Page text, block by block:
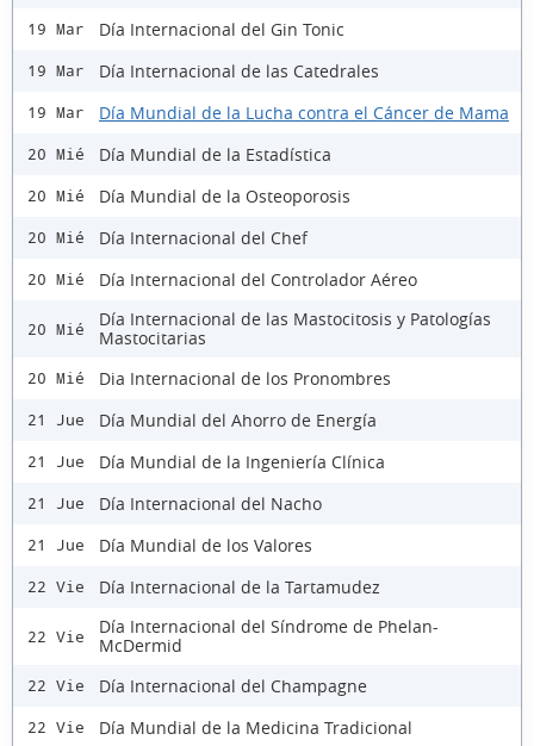
19 Mar Día Internacional del Gin Tonic
19 Mar Día Internacional de las Catedrales
19 Mar Día Mundial de la Lucha contra el Cáncer de Mama
20 Mié Día Mundial de la Estadística
20 Mié Día Mundial de la Osteoporosis
20 Mié Día Internacional del Chef
20 Mié Día Internacional del Controlador Aéreo
20 Mié
Día Internacional de las Mastocitosis y Patologías
Mastocitarias
20 Mié Dia Internacional de los Pronombres
21 Jue Día Mundial del Ahorro de Energía
21 Jue Día Mundial de la Ingeniería Clínica
21 Jue Día Internacional del Nacho
21 Jue Día Mundial de los Valores
22 Vie Día Internacional de la Tartamudez
22 Vie
Día Internacional del Síndrome de Phelan-
McDermid
22 Vie Día Internacional del Champagne
22 Vie Día Mundial de la Medicina Tradicional